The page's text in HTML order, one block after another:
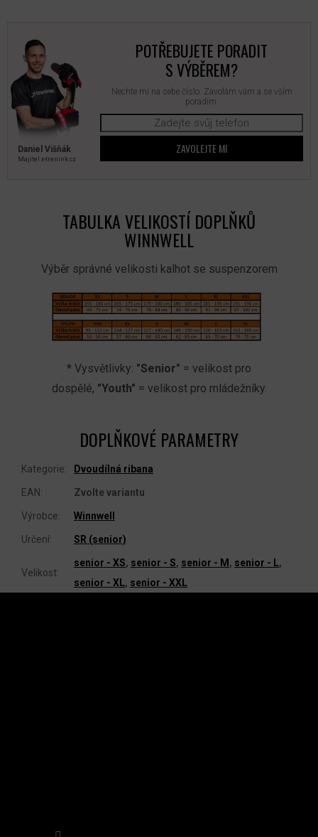
Daniel Višňák
Majitel x‑trenink.cz
POTŘEBUJETE PORADIT
S VÝBĚREM?
Nechte mi na sebe číslo. Zavolám vám a se vším
poradím.
ZAVOLEJTE MI
TABULKA VELIKOSTÍ DOPLŇKŮ
WINNWELL
Výběr správné velikosti kalhot se suspenzorem
* Vysvětlivky: "Senior" = velikost pro
dospělé, "Youth" = velikost pro mládežníky.
DOPLŇKOVÉ PARAMETRY
Kategorie: Dvoudílná ribana
EAN: Zvolte variantu
Výrobce: Winnwell
Určení: SR (senior)
Velikost:
senior - XS, senior - S, senior - M , senior - L,
senior - XL, senior - XXL
Z